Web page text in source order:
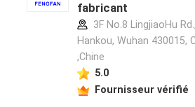
fabricant
3F No.8 LingjiaoHu Rd.,
Hankou, Wuhan 430015,
,Chine
5.0
Fournisseur vérifié